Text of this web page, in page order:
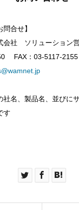
問合せ】
会社 ソリューション
FAX：03-5117-2155
社名、製品名、並びに
す